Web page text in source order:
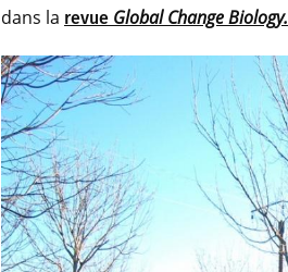
dans la revue Global Change Biology.